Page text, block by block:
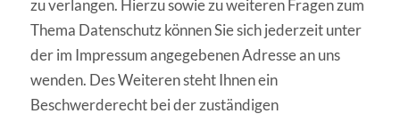
zu verlangen. Hierzu sowie zu weiteren Fragen zum
Thema Datenschutz können Sie sich jederzeit unter
der im Impressum angegebenen Adresse an uns
wenden. Des Weiteren steht Ihnen ein
Beschwerderecht bei der zuständigen